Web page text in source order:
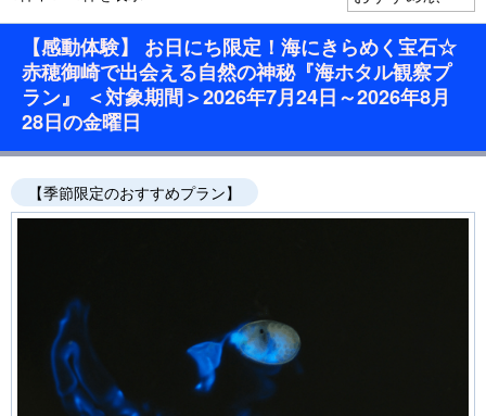
【感動体験】 お日にち限定！海にきらめく宝石☆
赤穂御崎で出会える自然の神秘『海ホタル観察プ
ラン』 ＜対象期間＞2026年7月24日～2026年8月
28日の金曜日
【季節限定のおすすめプラン】